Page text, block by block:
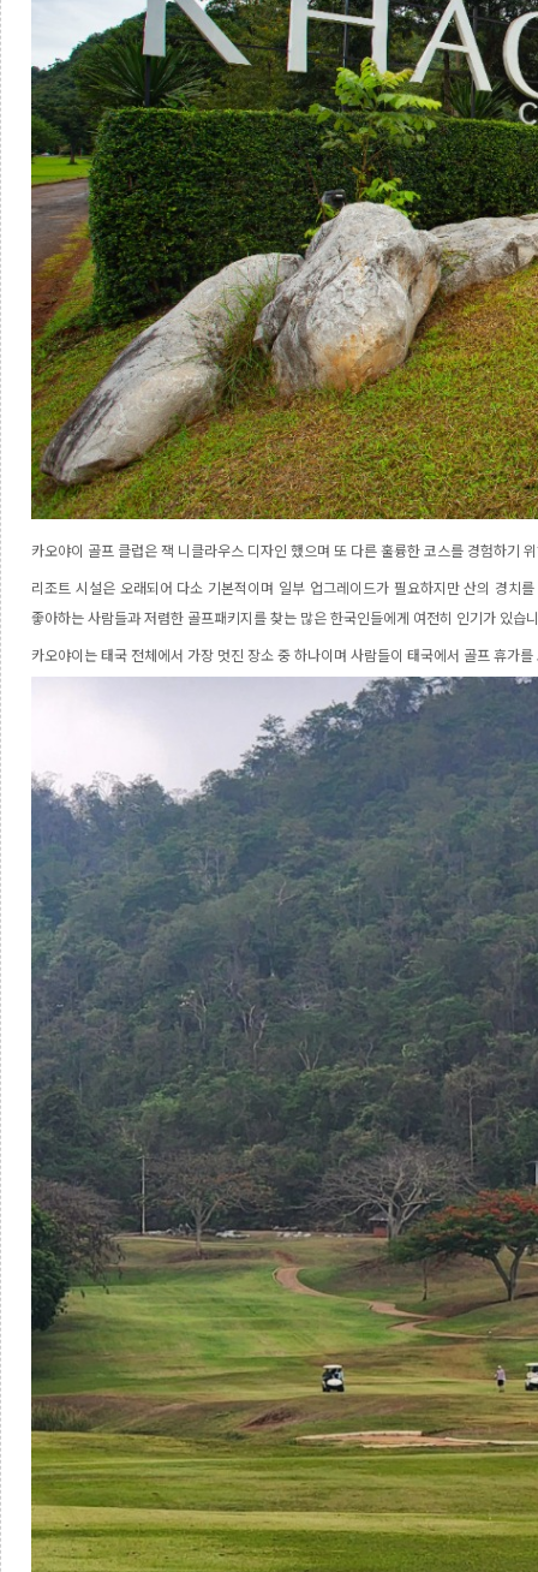
카오야이 골프 클럽은 잭 니클라우스 디자인 했으며 또 다른 훌륭한 코스를 경험하기
리조트 시설은 오래되어 다소 기본적이며 일부 업그레이드가 필요하지만 산의 경치
좋아하는 사람들과 저렴한 골프패키지를 찾는 많은 한국인들에게 여전히 인기가 있습
카오야이는 태국 전체에서 가장 멋진 장소 중 하나이며 사람들이 태국에서 골프 휴가